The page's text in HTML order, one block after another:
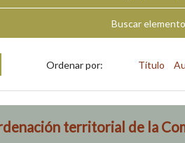
Buscar
Ordenar por: Título
territorial de la